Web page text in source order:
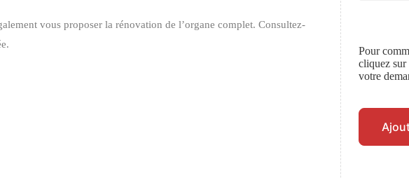
vous proposer la rénovation de l’organe complet. Consultez-
Pour
cliquez
votre